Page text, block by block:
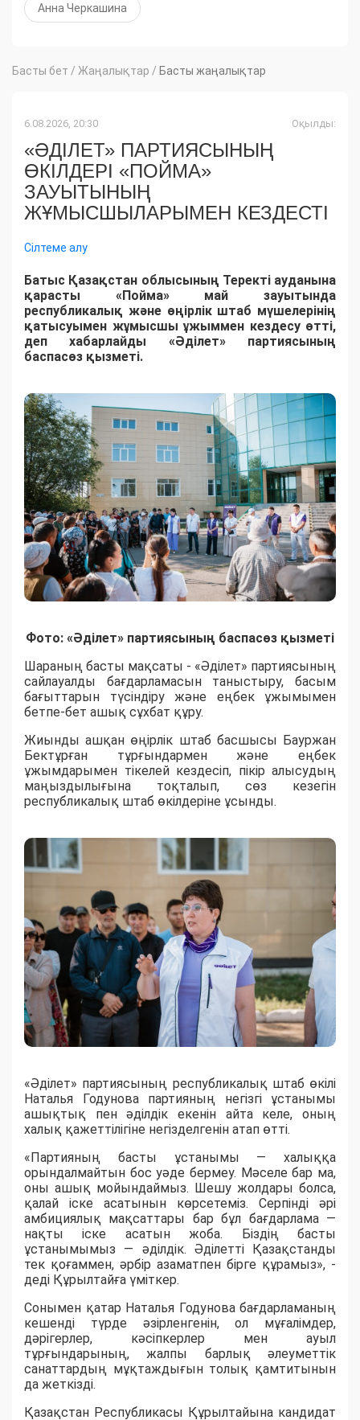
Анна Черкашина
Басты бет / Жаңалықтар / Басты жаңалықтар
6.08.2026, 20:30 Оқылды:
«ӘДІЛЕТ» ПАРТИЯСЫНЫҢ
ӨКІЛДЕРІ «ПОЙМА»
ЗАУЫТЫНЫҢ
ЖҰМЫСШЫЛАРЫМЕН КЕЗДЕСТІ
Сілтеме алу
Батыс Қазақстан облысының Теректі ауданына
қарасты «Пойма» май зауытында
республикалық және өңірлік штаб мүшелерінің
қатысуымен жұмысшы ұжыммен кездесу өтті,
деп хабарлайды «Әділет» партиясының
баспасөз қызметі.
Фото: «Әділет» партиясының баспасөз қызметі
Шараның басты мақсаты - «Әділет» партиясының
сайлауалды бағдарламасын таныстыру, басым
бағыттарын түсіндіру және еңбек ұжымымен
бетпе-бет ашық сұхбат құру.
Жиынды ашқан өңірлік штаб басшысы Бауржан
Бектұрған тұрғындармен және еңбек
ұжымдарымен тікелей кездесіп, пікір алысудың
маңыздылығына тоқталып, сөз кезегін
республикалық штаб өкілдеріне ұсынды.
«Әділет» партиясының республикалық штаб өкілі
Наталья Годунова партияның негізгі ұстанымы
ашықтық пен әділдік екенін айта келе, оның
халық қажеттілігіне негізделгенін атап өтті.
«Партияның басты ұстанымы — халыққа
орындалмайтын бос уәде бермеу. Мәселе бар ма,
оны ашық мойындаймыз. Шешу жолдары болса,
қалай іске асатынын көрсетеміз. Серпінді әрі
амбициялық мақсаттары бар бұл бағдарлама —
нақты іске асатын жоба. Біздің басты
ұстанымымыз — әділдік. Әділетті Қазақстанды
тек қоғаммен, әрбір азаматпен бірге құрамыз», -
деді Құрылтайға үміткер.
Сонымен қатар Наталья Годунова бағдарламаның
кешенді түрде әзірленгенін, ол мұғалімдер,
дәрігерлер, кәсіпкерлер мен ауыл
тұрғындарының, жалпы барлық әлеуметтік
санаттардың мұқтаждығын толық қамтитынын
да жеткізді.
Қазақстан Республикасы Құрылтайына кандидат